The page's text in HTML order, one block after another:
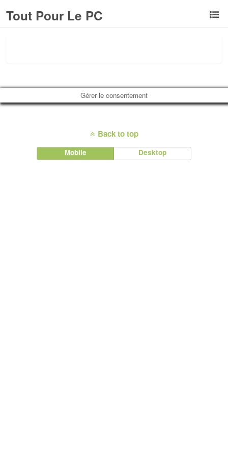
Tout Pour Le PC
Gérer le consentement
Back to top
Mobile Desktop